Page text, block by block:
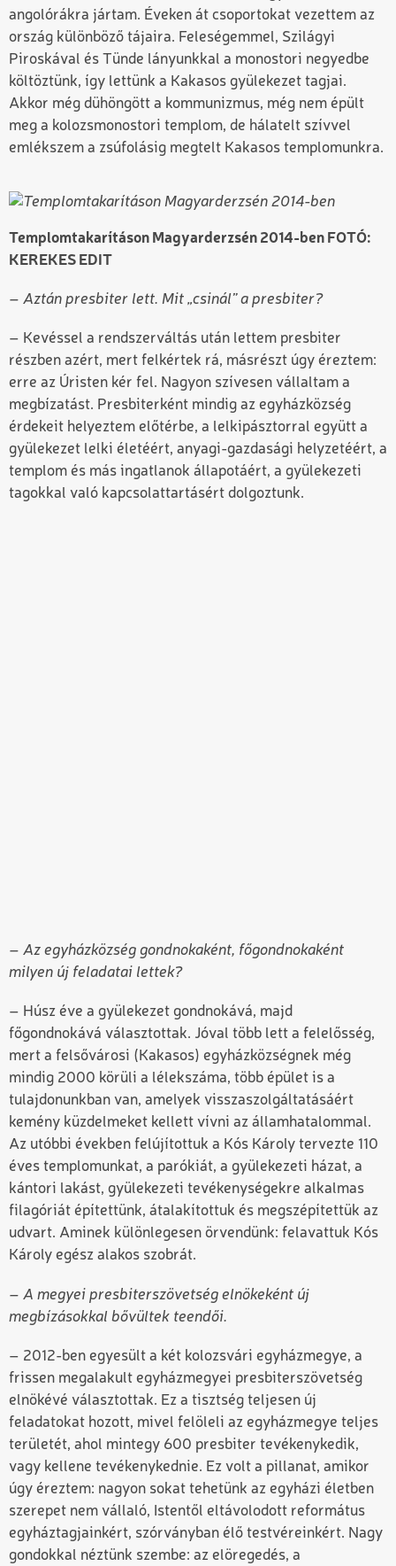
angolórákra jártam. Éveken át csoportokat vezettem az
ország különböző tájaira. Feleségemmel, Szilágyi
Piroskával és Tünde lányunkkal a monostori negyedbe
költöztünk, így lettünk a Kakasos gyülekezet tagjai.
Akkor még dühöngött a kommunizmus, még nem épült
meg a kolozsmonostori templom, de hálatelt szívvel
emlékszem a zsúfolásig megtelt Kakasos templomunkra.
Templomtakarításon Magyarderzsén 2014-ben FOTÓ:
KEREKES EDIT
– Aztán presbiter lett. Mit „csinál” a presbiter?
– Kevéssel a rendszerváltás után lettem presbiter
részben azért, mert felkértek rá, másrészt úgy éreztem:
erre az Úristen kér fel. Nagyon szívesen vállaltam a
megbízatást. Presbiterként mindig az egyházközség
érdekeit helyeztem előtérbe, a lelkipásztorral együtt a
gyülekezet lelki életéért, anyagi-gazdasági helyzetéért, a
templom és más ingatlanok állapotáért, a gyülekezeti
tagokkal való kapcsolattartásért dolgoztunk.
– Az egyházközség gondnokaként, főgondnokaként
milyen új feladatai lettek?
– Húsz éve a gyülekezet gondnokává, majd
főgondnokává választottak. Jóval több lett a felelősség,
mert a felsővárosi (Kakasos) egyházközségnek még
mindig 2000 körüli a lélekszáma, több épület is a
tulajdonunkban van, amelyek visszaszolgáltatásáért
kemény küzdelmeket kellett vívni az államhatalommal.
Az utóbbi években felújítottuk a Kós Károly tervezte 110
éves templomunkat, a parókiát, a gyülekezeti házat, a
kántori lakást, gyülekezeti tevékenységekre alkalmas
filagóriát építettünk, átalakítottuk és megszépítettük az
udvart. Aminek különlegesen örvendünk: felavattuk Kós
Károly egész alakos szobrát.
– A megyei presbiterszövetség elnökeként új
megbízásokkal bővültek teendői.
– 2012-ben egyesült a két kolozsvári egyházmegye, a
frissen megalakult egyházmegyei presbiterszövetség
elnökévé választottak. Ez a tisztség teljesen új
feladatokat hozott, mivel felöleli az egyházmegye teljes
területét, ahol mintegy 600 presbiter tevékenykedik,
vagy kellene tevékenykednie. Ez volt a pillanat, amikor
úgy éreztem: nagyon sokat tehetünk az egyházi életben
szerepet nem vállaló, Istentől eltávolodott református
egyháztagjainkért, szórványban élő testvéreinkért. Nagy
gondokkal néztünk szembe: az elöregedés, a